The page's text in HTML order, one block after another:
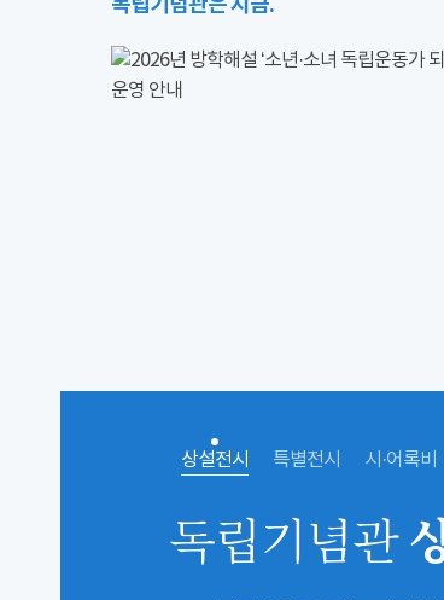
상설전시 특별전시 시·어록비
독립기념관